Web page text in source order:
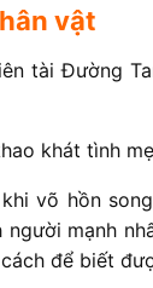
vật
tài Đường
khát tình
võ hồn
người mạnh
để biết